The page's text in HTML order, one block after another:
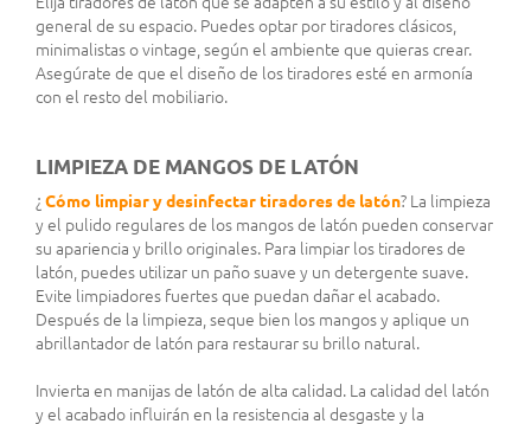
general de su espacio. Puedes optar por tiradores clásicos,
minimalistas o vintage, según el ambiente que quieras crear.
Asegúrate de que el diseño de los tiradores esté en armonía
con el resto del mobiliario.
LIMPIEZA DE MANGOS DE LATÓN
¿ Cómo limpiar y desinfectar tiradores de latón? La limpieza
y el pulido regulares de los mangos de latón pueden conservar
su apariencia y brillo originales. Para limpiar los tiradores de
latón, puedes utilizar un paño suave y un detergente suave.
Evite limpiadores fuertes que puedan dañar el acabado.
Después de la limpieza, seque bien los mangos y aplique un
abrillantador de latón para restaurar su brillo natural.
Invierta en manijas de latón de alta calidad. La calidad del latón
y el acabado influirán en la resistencia al desgaste y la